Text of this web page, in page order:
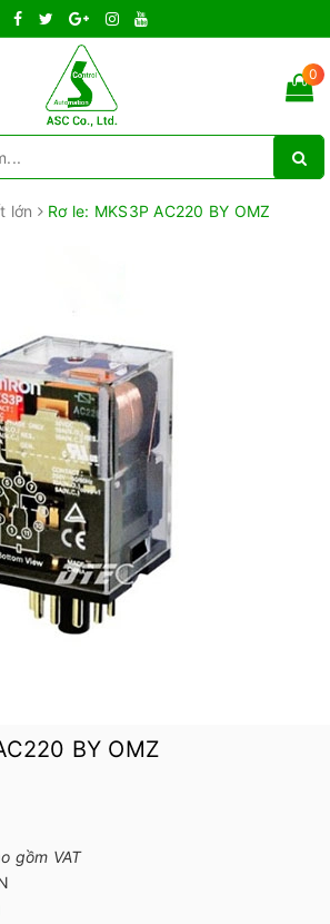
0
lớn Rơ le: MKS3P AC220 BY OMZ
BY OMZ
gồm VAT